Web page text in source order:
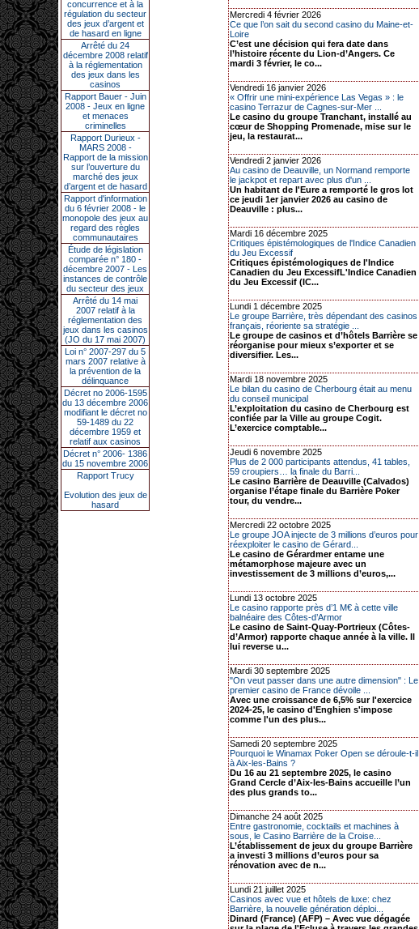
concurrence et à la
régulation du secteur
des jeux d’argent et
de hasard en ligne
Arrêté du 24
décembre 2008 relatif
à la réglementation
des jeux dans les
casinos
Rapport Bauer - Juin
2008 - Jeux en ligne
et menaces
criminelles
Rapport Durieux -
MARS 2008 -
Rapport de la mission
sur l’ouverture du
marché des jeux
d’argent et de hasard
Rapport d'information
du 6 février 2008 - le
monopole des jeux au
regard des règles
communautaires
Étude de législation
comparée n° 180 -
décembre 2007 - Les
instances de contrôle
du secteur des jeux
Arrêté du 14 mai
2007 relatif à la
réglementation des
jeux dans les casinos
(JO du 17 mai 2007)
Loi n° 2007-297 du 5
mars 2007 relative à
la prévention de la
délinquance
Décret no 2006-1595
du 13 décembre 2006
modifiant le décret no
59-1489 du 22
décembre 1959 et
relatif aux casinos
Décret n° 2006- 1386
du 15 novembre 2006
Rapport Trucy
Evolution des jeux de
hasard
Mercredi 4 février 2026
Ce que l’on sait du second casino du Maine-et-
Loire
C’est une décision qui fera date dans
l’histoire récente du Lion-d’Angers. Ce
mardi 3 février, le co...
Vendredi 16 janvier 2026
« Offrir une mini-expérience Las Vegas » : le
casino Terrazur de Cagnes-sur-Mer ...
Le casino du groupe Tranchant, installé au
cœur de Shopping Promenade, mise sur le
jeu, la restaurat...
Vendredi 2 janvier 2026
Au casino de Deauville, un Normand remporte
le jackpot et repart avec plus d'un ...
Un habitant de l'Eure a remporté le gros lot
ce jeudi 1er janvier 2026 au casino de
Deauville : plus...
Mardi 16 décembre 2025
Critiques épistémologiques de l'Indice Canadien
du Jeu Excessif
Critiques épistémologiques de l'Indice
Canadien du Jeu ExcessifL'Indice Canadien
du Jeu Excessif (IC...
Lundi 1 décembre 2025
Le groupe Barrière, très dépendant des casinos
français, réoriente sa stratégie ...
Le groupe de casinos et d’hôtels Barrière se
réorganise pour mieux s’exporter et se
diversifier. Les...
Mardi 18 novembre 2025
Le bilan du casino de Cherbourg était au menu
du conseil municipal
L’exploitation du casino de Cherbourg est
confiée par la Ville au groupe Cogit.
L’exercice comptable...
Jeudi 6 novembre 2025
Plus de 2 000 participants attendus, 41 tables,
59 croupiers… la finale du Barri...
Le casino Barrière de Deauville (Calvados)
organise l’étape finale du Barrière Poker
tour, du vendre...
Mercredi 22 octobre 2025
Le groupe JOA injecte de 3 millions d’euros pour
réexploiter le casino de Gérard...
Le casino de Gérardmer entame une
métamorphose majeure avec un
investissement de 3 millions d’euros,...
Lundi 13 octobre 2025
Le casino rapporte près d’1 M€ à cette ville
balnéaire des Côtes-d’Armor
Le casino de Saint-Quay-Portrieux (Côtes-
d’Armor) rapporte chaque année à la ville. Il
lui reverse u...
Mardi 30 septembre 2025
"On veut passer dans une autre dimension" : Le
premier casino de France dévoile ...
Avec une croissance de 6,5% sur l'exercice
2024-25, le casino d'Enghien s'impose
comme l'un des plus...
Samedi 20 septembre 2025
Pourquoi le Winamax Poker Open se déroule-t-il
à Aix-les-Bains ?
Du 16 au 21 septembre 2025, le casino
Grand Cercle d’Aix-les-Bains accueille l’un
des plus grands to...
Dimanche 24 août 2025
Entre gastronomie, cocktails et machines à
sous, le Casino Barrière de la Croise...
L’établissement de jeux du groupe Barrière
a investi 3 millions d’euros pour sa
rénovation avec de n...
Lundi 21 juillet 2025
Casinos avec vue et hôtels de luxe: chez
Barrière, la nouvelle génération déploi...
Dinard (France) (AFP) – Avec vue dégagée